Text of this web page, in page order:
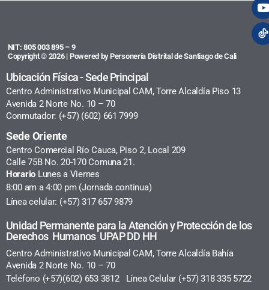
NIT: 805 003 895 – 9
Copyright © 2026 | Powered by Personería Distrital de Santiago de Cali
Ubicación Física - Sede Principal
Centro Administrativo Municipal CAM, Torre Alcaldía Piso 13
Avenida 2 Norte No. 10 – 70
Conmutador: (+57) (602) 661 7999
Sede Oriente
Centro Comercial Río Cauca, Piso 2, Local 209
Calle 75B No. 20-170 Comuna 21.
Horario Lunes a Viernes
8:00 am a 4:00 pm (Jornada continua)
Línea celular: (+57) 317 657 9879
Unidad Permanente para la Atención y Protección de los
Derechos Humanos UPAP DD HH
Centro Administrativo Municipal CAM, Torre Alcaldía Bahía
Avenida 2 Norte No. 10 – 70
Teléfono (+57)(602) 653 3812 Línea Celular (+57) 318 335 5722